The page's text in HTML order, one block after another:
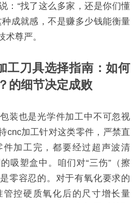
：“找了这么多家，还是你们懂
成就感，不是赚多少钱能衡量
术尊严。
工刀具选择指南：如何
的细节决定成败
装也是光学件加工中不可忽视
cnc加工针对这类零件，严禁直
件加工完，都要经过超声波清
吸塑盒中。咱们对“三伤”（擦
零容忍的。对于有氧化要求的
管控硬质氧化后的尺寸增长量